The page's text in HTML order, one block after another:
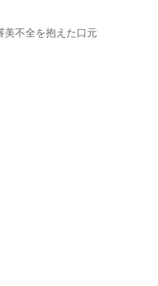
美不全を抱えた口元